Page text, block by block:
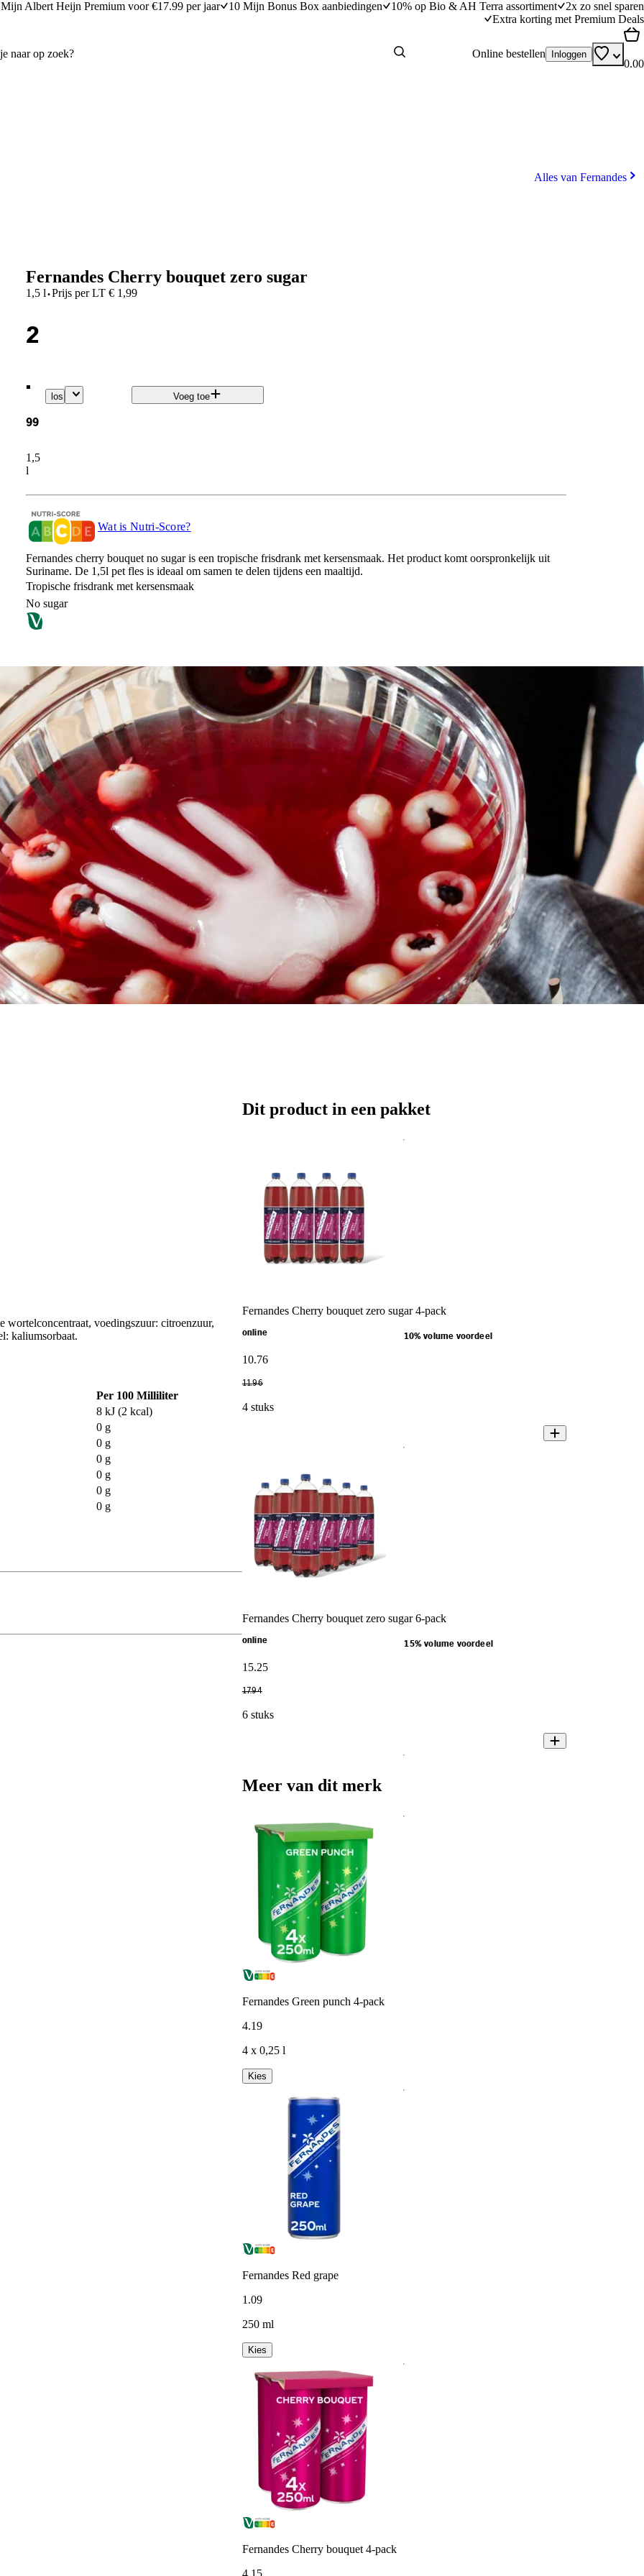
Mijn Albert Heijn Premium voor €17.99 per jaar 10 Mijn Bonus Box aanbiedingen 10% op Bio & AH Terra assortiment
2x zo snel sparen
Extra korting met Premium Deals
Online bestellen Inloggen
0.00
Alles van Fernandes
Fernandes Cherry bouquet zero sugar
1,5 l·Prijs per LT€ 1,99
2
.
99
1,5
l
los Voeg toe
Wat is Nutri-Score?
Fernandes cherry bouquet no sugar is een tropische frisdrank met kersensmaak. Het product komt oorspronkelijk uit
Suriname. De 1,5l pet fles is ideaal om samen te delen tijdens een maaltijd.
Tropische frisdrank met kersensmaak
No sugar
wortelconcentraat, voedingszuur: citroenzuur,
kaliumsorbaat.
Per 100 Milliliter
8 kJ (2 kcal)
0 g
0 g
0 g
0 g
0 g
0 g
Dit product in een pakket
Fernandes Cherry bouquet zero sugar 4-pack
online 10% volume voordeel
10.76
11.96
4 stuks
Fernandes Cherry bouquet zero sugar 6-pack
online 15% volume voordeel
15.25
17.94
6 stuks
Meer van dit merk
Fernandes Green punch 4-pack
4.19
4 x 0,25 l
Kies
Fernandes Red grape
1 .09
250 ml
Kies
Fernandes Cherry bouquet 4-pack
4. 15